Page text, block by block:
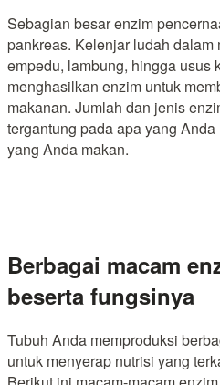
Sebagian besar enzim
pankreas. Kelenjar ludah dalam
empedu, lambung, hingga usus
menghasilkan enzim untuk
makanan. Jumlah dan jenis
tergantung pada apa yang
yang Anda makan.
Berbagai macam
beserta fungsinya
Tubuh Anda memproduksi
untuk menyerap nutrisi yang